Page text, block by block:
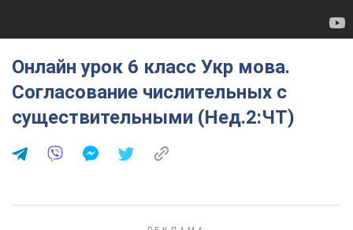
Онлайн урок 6 класс Укр мова.
Согласование числительных с
существительными (Нед.2:ЧТ)